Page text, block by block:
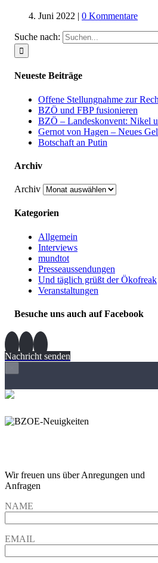
4. Juni 2022 | 0 Kommentare
Suche nach:
Neueste Beiträge
Offene Stellungnahme zur
BZÖ und FBP fusionieren
BZÖ – Landeskonvent: Nikel
Gernot von Hagen – Neues
Botschaft an Putin
Archiv
Archiv
Kategorien
Allgemein
Interviews
mundtot
Presseaussendungen
Und täglich grüßt der Ökofreak
Veranstaltungen
Besuche uns auch auf Facebook
Nachricht senden
Wir freuen uns über Anregungen und
Anfragen
NAME
EMAIL